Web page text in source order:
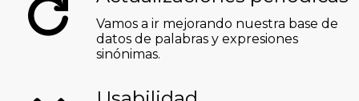
Vamos a ir mejorando nuestra base de
datos de palabras y expresiones
sinónimas.